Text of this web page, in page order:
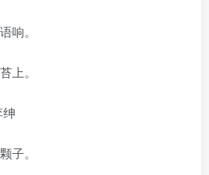
响。
上。
绅
子。